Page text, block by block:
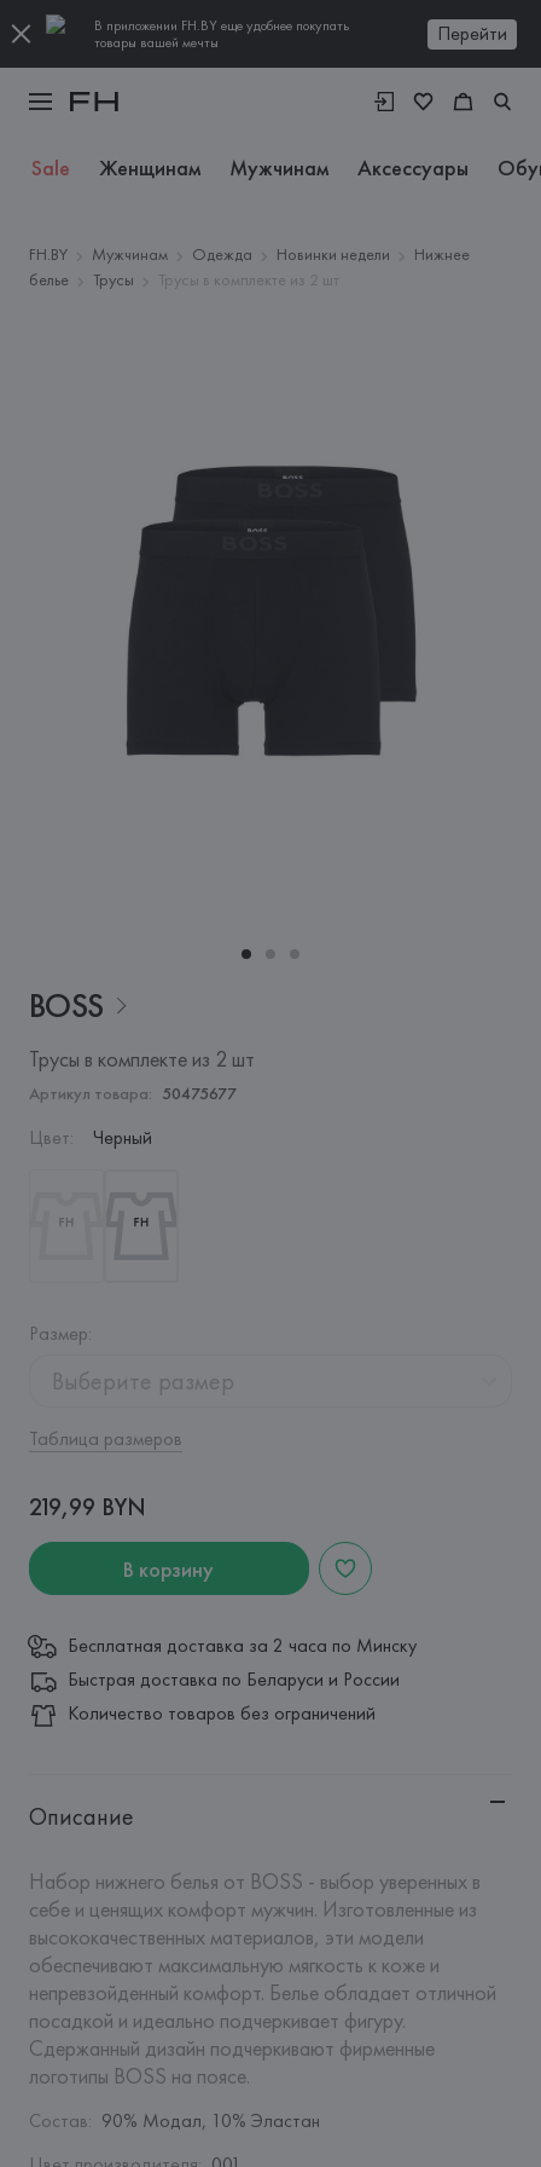
В приложении FH.BY еще удобнее покупать
товары вашей мечты
Перейти
Sale Женщинам Мужчинам Аксессуары
FH.BY Мужчинам Одежда Новинки недели
Нижнее
белье
Трусы Трусы в комплекте из 2 шт
BOSS
Трусы в комплекте из 2 шт
Артикул товара: 50475677
Цвет: Черный
Размер:
Выберите размер
Таблица размеров
219,99 BYN
В корзину
Бесплатная доставка за 2 часа по Минску
Быстрая доставка по Беларуси и России
Количество товаров без ограничений
Описание
Набор нижнего белья от BOSS - выбор уверенных в
себе и ценящих комфорт мужчин. Изготовленные из
высококачественных материалов, эти модели
обеспечивают максимальную мягкость к коже и
непревзойденный комфорт. Белье обладает отличной
посадкой и идеально подчеркивает фигуру.
Сдержанный дизайн подчеркивают фирменные
логотипы BOSS на поясе.
Состав: 90% Модал, 10% Эластан